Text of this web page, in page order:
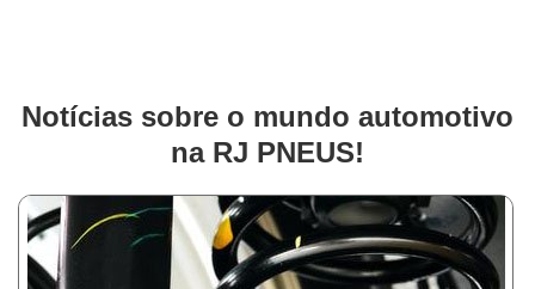
Notícias sobre o mundo automotivo
na RJ PNEUS!